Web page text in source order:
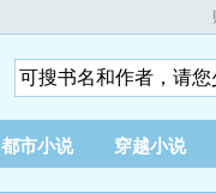
都市小说 穿越小说